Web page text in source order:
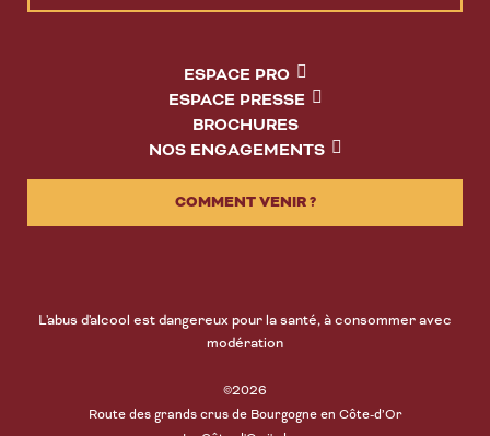
ESPACE PRO
ESPACE PRESSE
BROCHURES
NOS ENGAGEMENTS
COMMENT VENIR ?
L'abus d'alcool est dangereux pour la santé, à consommer avec
modération
©2026
Route des grands crus de Bourgogne en Côte-d’Or